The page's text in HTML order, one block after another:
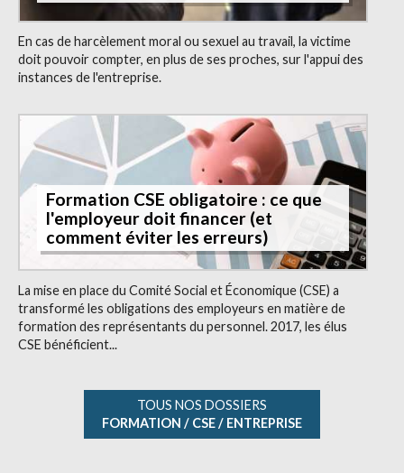
En cas de harcèlement moral ou sexuel au travail, la victime
doit pouvoir compter, en plus de ses proches, sur l'appui des
instances de l'entreprise.
Formation CSE obligatoire : ce que
l'employeur doit financer (et
comment éviter les erreurs)
La mise en place du Comité Social et Économique (CSE) a
transformé les obligations des employeurs en matière de
formation des représentants du personnel. 2017, les élus
CSE bénéficient...
TOUS NOS DOSSIERS
FORMATION / CSE / ENTREPRISE